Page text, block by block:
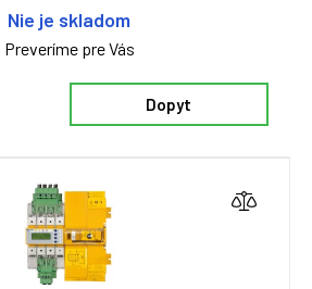
Nie je skladom
Preveríme pre Vás
Dopyt